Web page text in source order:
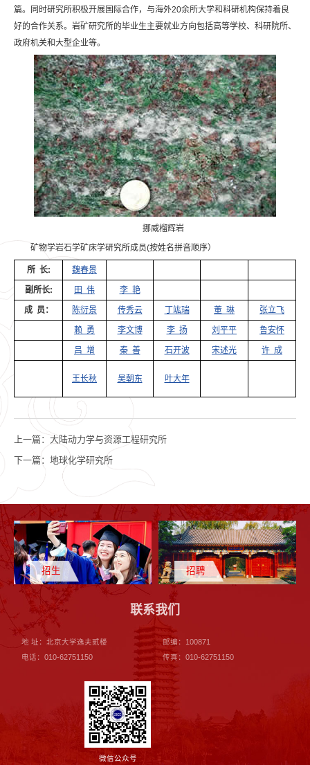
篇。同时研究所积极开展国际合作，与海外20余所大学和科研机构保持着良
好的合作关系。岩矿研究所的毕业生主要就业方向包括高等学校、科研院所、
政府机关和大型企业等。
挪威榴辉岩
矿物学岩石学矿床学研究所成员(按姓名拼音顺序）
所 长: 魏春景
副所长: 田 伟 李 艳
成 员： 陈衍景 传秀云 丁竑瑞 董 琳 张立飞
赖 勇 李文博 李 扬 刘平平 鲁安怀
吕 增 秦 善 石开波 宋述光 许 成
王长秋 吴朝东 叶大年
上一篇： 大陆动力学与资源工程研究所
下一篇： 地球化学研究所
招生 招聘
联系我们
地 址：北京大学逸夫贰楼
邮编：100871
电话：010-62751150
传真：010-62751150
微信公众号